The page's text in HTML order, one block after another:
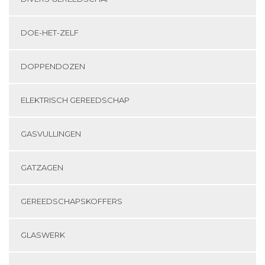
DOE-HET-ZELF
DOPPENDOZEN
ELEKTRISCH GEREEDSCHAP
GASVULLINGEN
GATZAGEN
GEREEDSCHAPSKOFFERS
GLASWERK